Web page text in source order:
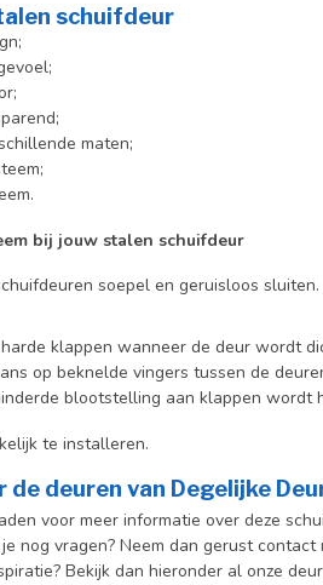
schuifdeur
maten;
bij jouw stalen schuifdeur
soepel en geruisloos
klappen wanneer de deur wordt
op beknelde vingers tussen de
blootstelling aan klappen wordt
te installeren.
deuren van Degelijke
voor meer informatie over deze
nog vragen? Neem dan gerust
Bekijk dan hieronder al onze